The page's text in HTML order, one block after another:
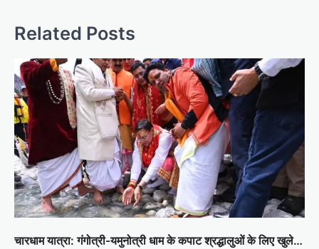
Related Posts
चारधाम यात्रा: गंगोत्री-यमुनोत्री धाम के कपाट श्रद्धालुओं के लिए खुले…